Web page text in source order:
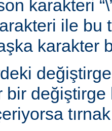
karakteri
ile bu
karakter
bir
tırnak